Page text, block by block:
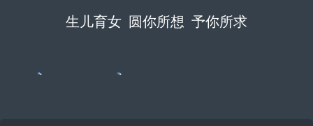
生儿育女 圆你所想 予你所求